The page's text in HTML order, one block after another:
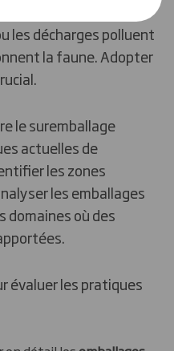
les décharges polluent
la faune. Adopter
le suremballage
actuelles de
les zones
les emballages
domaines où des
évaluer les pratiques